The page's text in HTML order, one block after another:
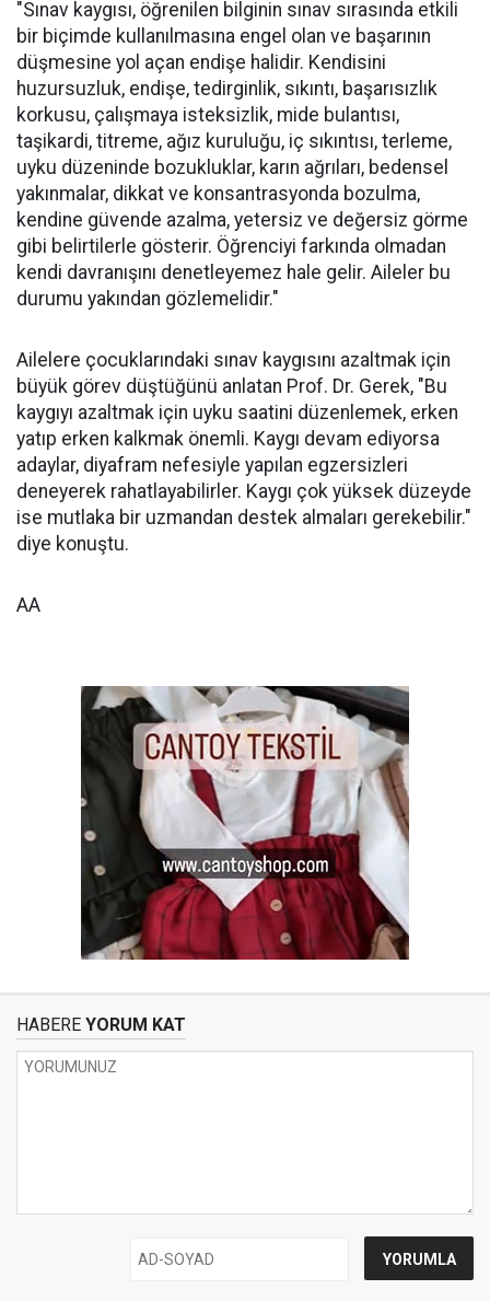
"Sınav kaygısı, öğrenilen bilginin sınav sırasında etkili
bir biçimde kullanılmasına engel olan ve başarının
düşmesine yol açan endişe halidir. Kendisini
huzursuzluk, endişe, tedirginlik, sıkıntı, başarısızlık
korkusu, çalışmaya isteksizlik, mide bulantısı,
taşikardi, titreme, ağız kuruluğu, iç sıkıntısı, terleme,
uyku düzeninde bozukluklar, karın ağrıları, bedensel
yakınmalar, dikkat ve konsantrasyonda bozulma,
kendine güvende azalma, yetersiz ve değersiz görme
gibi belirtilerle gösterir. Öğrenciyi farkında olmadan
kendi davranışını denetleyemez hale gelir. Aileler bu
durumu yakından gözlemelidir."
Ailelere çocuklarındaki sınav kaygısını azaltmak için
büyük görev düştüğünü anlatan Prof. Dr. Gerek, "Bu
kaygıyı azaltmak için uyku saatini düzenlemek, erken
yatıp erken kalkmak önemli. Kaygı devam ediyorsa
adaylar, diyafram nefesiyle yapılan egzersizleri
deneyerek rahatlayabilirler. Kaygı çok yüksek düzeyde
ise mutlaka bir uzmandan destek almaları gerekebilir."
diye konuştu.
AA
HABERE YORUM KAT